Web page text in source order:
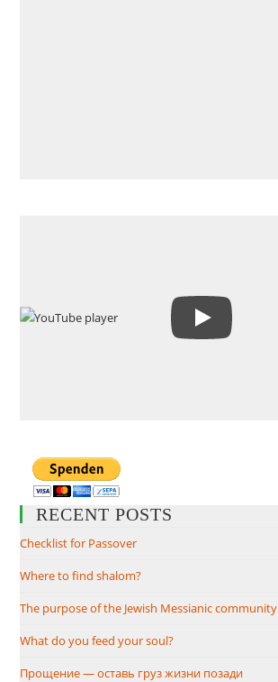
RECENT POSTS
Checklist for Passover
Where to find shalom?
The purpose of the Jewish Messianic community
What do you feed your soul?
Прощение — оставь груз жизни позади